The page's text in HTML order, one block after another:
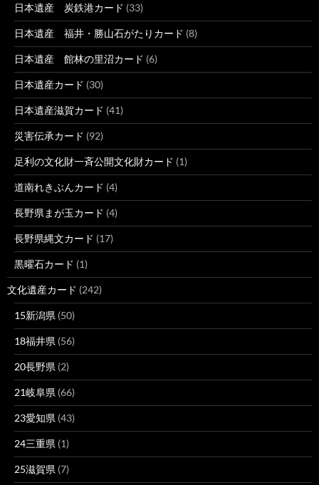
日本遺産 炭鉄港カード (33)
日本遺産 福井・勝山石がたりカード (8)
日本遺産 館林の里沼カード (6)
日本遺産カード (30)
日本遺産滋賀カード (41)
災害伝承カード (92)
足利の文化財一斉公開文化財カード (1)
道南れきぶんカード (4)
長野県まが玉カード (4)
長野県縄文カード (17)
黒曜石カード (1)
文化遺産カード (242)
15新潟県 (50)
18福井県 (56)
20長野県 (2)
21岐阜県 (66)
23愛知県 (43)
24三重県 (1)
25滋賀県 (7)